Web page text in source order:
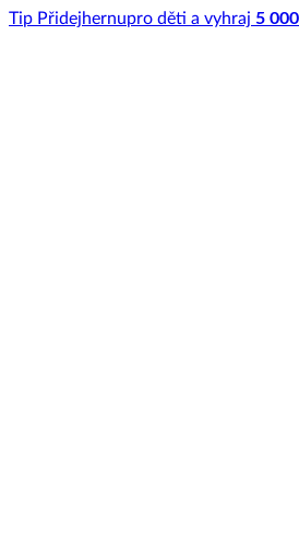
Tip Přidejhernupro děti a vyhraj 5